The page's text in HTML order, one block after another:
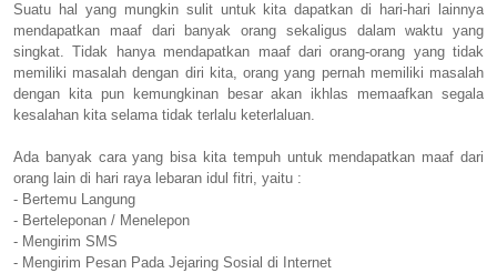
Suatu hal yang mungkin sulit untuk kita dapatkan di hari-hari lainnya
mendapatkan maaf dari banyak orang sekaligus dalam waktu yang
singkat. Tidak hanya mendapatkan maaf dari orang-orang yang tidak
memiliki masalah dengan diri kita, orang yang pernah memiliki masalah
dengan kita pun kemungkinan besar akan ikhlas memaafkan segala
kesalahan kita selama tidak terlalu keterlaluan.
Ada banyak cara yang bisa kita tempuh untuk mendapatkan maaf dari
orang lain di hari raya lebaran idul fitri, yaitu :
- Bertemu Langung
- Berteleponan / Menelepon
- Mengirim SMS
- Mengirim Pesan Pada Jejaring Sosial di Internet